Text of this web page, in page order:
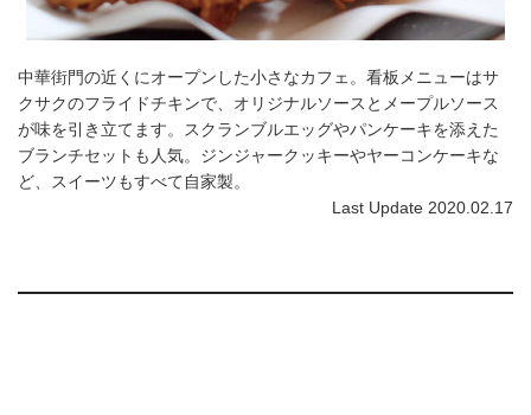
中華街門の近くにオープンした小さなカフェ。看板メニューはサ
クサクのフライドチキンで、オリジナルソースとメープルソース
が味を引き立てます。スクランブルエッグやパンケーキを添えた
ブランチセットも人気。ジンジャークッキーやヤーコンケーキな
ど、スイーツもすべて自家製。
Last Update 2020.02.17